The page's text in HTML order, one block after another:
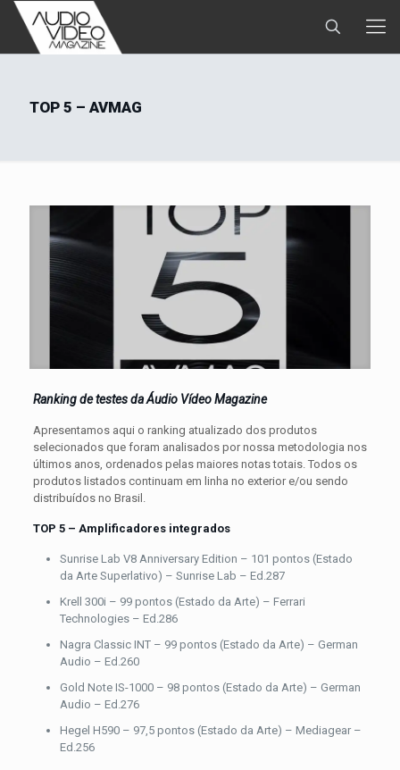
TOP 5 – AVMAG
Ranking de testes da Áudio Vídeo Magazine
Apresentamos aqui o ranking atualizado dos produtos
selecionados que foram analisados por nossa metodologia nos
últimos anos, ordenados pelas maiores notas totais. Todos os
produtos listados continuam em linha no exterior e/ou sendo
distribuídos no Brasil.
TOP 5 – Amplificadores integrados
Sunrise Lab V8 Anniversary Edition – 101 pontos (Estado
da Arte Superlativo) – Sunrise Lab – Ed.287
Krell 300i – 99 pontos (Estado da Arte) – Ferrari
Technologies – Ed.286
Nagra Classic INT – 99 pontos (Estado da Arte) – German
Audio – Ed.260
Gold Note IS-1000 – 98 pontos (Estado da Arte) – German
Audio – Ed.276
Hegel H590 – 97,5 pontos (Estado da Arte) – Mediagear –
Ed.256